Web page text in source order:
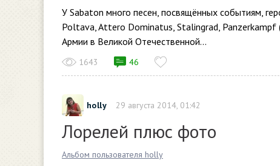
У Sabaton много песен, посвящённых событиям,
Poltava, Attero Dominatus, Stalingrad,
Армии в Великой Отечественной...
1643 46
holly 29 августа 2014, 01:42
Лорелей плюс фото
Альбом пользователя holly